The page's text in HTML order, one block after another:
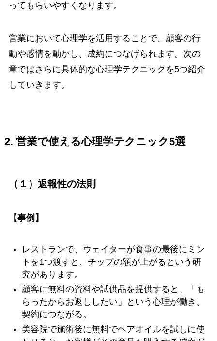
ってもらいやすくなります。
営業において心理学を活用することで、顧客の行
動や感情を動かし、成約につなげられます。次の
章ではさらに具体的な心理学テクニックを5つ紹介
していきます。
2. 営業で使える心理学テクニック5選
（１）返報性の法則
【事例】
レストランで、ウェイターが食事の最後にミン
トを1つ渡すと、チップの額が上がるという研
究があります。
顧客に無料の資料や試供品を提供すると、「も
らったからお返ししたい」という心理が働き、
契約につながる。
美容院で施術後に無料でヘアオイルを試しに使